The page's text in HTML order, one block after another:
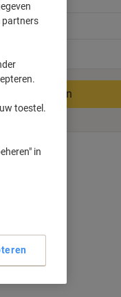
In winkelwagen
partners
toestel.
in